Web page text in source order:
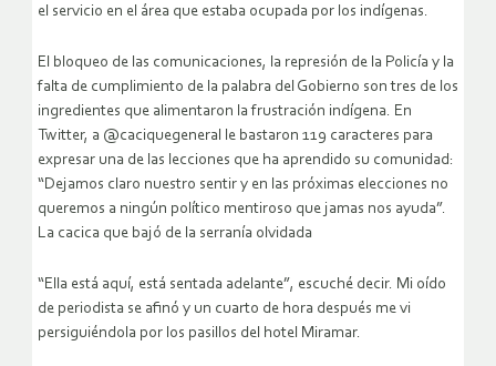
el servicio en el área que estaba ocupada por los indígenas.
El bloqueo de las comunicaciones, la represión de la Policía y la
falta de cumplimiento de la palabra del Gobierno son tres de los
ingredientes que alimentaron la frustración indígena. En
Twitter, a @caciquegeneral le bastaron 119 caracteres para
expresar una de las lecciones que ha aprendido su comunidad:
“Dejamos claro nuestro sentir y en las próximas elecciones no
queremos a ningún político mentiroso que jamas nos ayuda”.
La cacica que bajó de la serranía olvidada
“Ella está aquí, está sentada adelante”, escuché decir. Mi oído
de periodista se afinó y un cuarto de hora después me vi
persiguiéndola por los pasillos del hotel Miramar.